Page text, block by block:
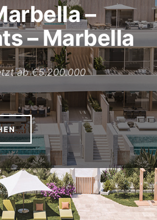
–
– Marbella
ab €5.200.000